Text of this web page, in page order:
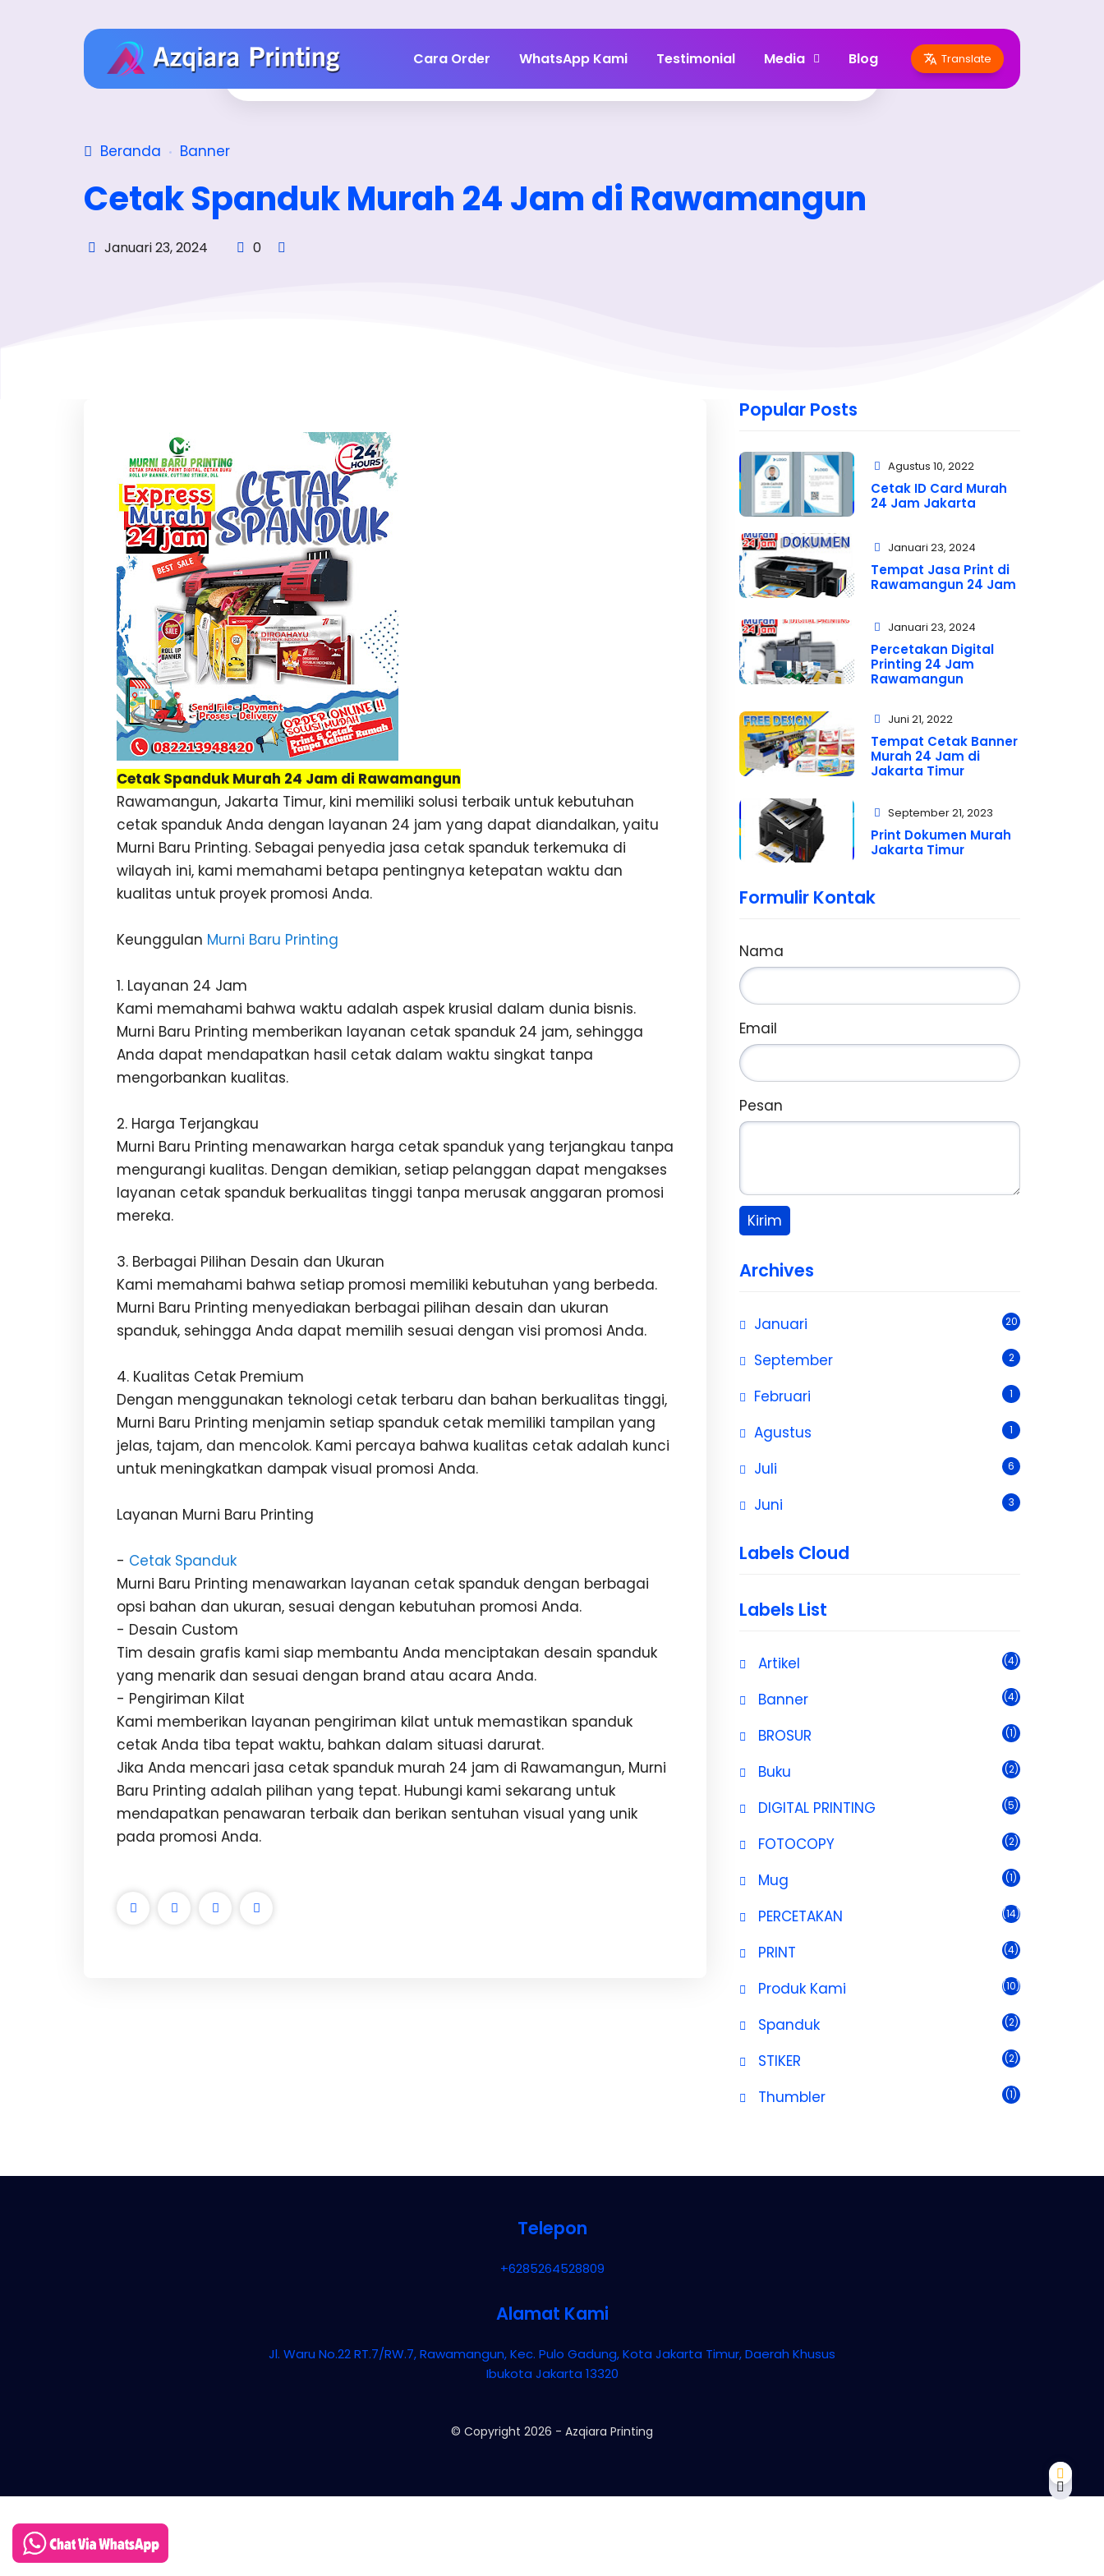
Cara Order WhatsApp Kami Testimonial Media Blog Translate
Beranda Banner
Cetak Spanduk Murah 24 Jam di Rawamangun
Januari 23, 2024 0
Cetak Spanduk Murah 24 Jam di Rawamangun
Rawamangun, Jakarta Timur, kini memiliki solusi terbaik untuk kebutuhan
cetak spanduk Anda dengan layanan 24 jam yang dapat diandalkan, yaitu
Murni Baru Printing. Sebagai penyedia jasa cetak spanduk terkemuka di
wilayah ini, kami memahami betapa pentingnya ketepatan waktu dan
kualitas untuk proyek promosi Anda.
Keunggulan Murni Baru Printing
1. Layanan 24 Jam
Kami memahami bahwa waktu adalah aspek krusial dalam dunia bisnis.
Murni Baru Printing memberikan layanan cetak spanduk 24 jam, sehingga
Anda dapat mendapatkan hasil cetak dalam waktu singkat tanpa
mengorbankan kualitas.
2. Harga Terjangkau
Murni Baru Printing menawarkan harga cetak spanduk yang terjangkau tanpa
mengurangi kualitas. Dengan demikian, setiap pelanggan dapat mengakses
layanan cetak spanduk berkualitas tinggi tanpa merusak anggaran promosi
mereka.
3. Berbagai Pilihan Desain dan Ukuran
Kami memahami bahwa setiap promosi memiliki kebutuhan yang berbeda.
Murni Baru Printing menyediakan berbagai pilihan desain dan ukuran
spanduk, sehingga Anda dapat memilih sesuai dengan visi promosi Anda.
4. Kualitas Cetak Premium
Dengan menggunakan teknologi cetak terbaru dan bahan berkualitas tinggi,
Murni Baru Printing menjamin setiap spanduk cetak memiliki tampilan yang
jelas, tajam, dan mencolok. Kami percaya bahwa kualitas cetak adalah kunci
untuk meningkatkan dampak visual promosi Anda.
Layanan Murni Baru Printing
- Cetak Spanduk
Murni Baru Printing menawarkan layanan cetak spanduk dengan berbagai
opsi bahan dan ukuran, sesuai dengan kebutuhan promosi Anda.
- Desain Custom
Tim desain grafis kami siap membantu Anda menciptakan desain spanduk
yang menarik dan sesuai dengan brand atau acara Anda.
- Pengiriman Kilat
Kami memberikan layanan pengiriman kilat untuk memastikan spanduk
cetak Anda tiba tepat waktu, bahkan dalam situasi darurat.
Jika Anda mencari jasa cetak spanduk murah 24 jam di Rawamangun, Murni
Baru Printing adalah pilihan yang tepat. Hubungi kami sekarang untuk
mendapatkan penawaran terbaik dan berikan sentuhan visual yang unik
pada promosi Anda.
Popular Posts
Agustus 10, 2022
Cetak ID Card Murah
24 Jam Jakarta
Januari 23, 2024
Tempat Jasa Print di
Rawamangun 24 Jam
Januari 23, 2024
Percetakan Digital
Printing 24 Jam
Rawamangun
Juni 21, 2022
Tempat Cetak Banner
Murah 24 Jam di
Jakarta Timur
September 21, 2023
Print Dokumen Murah
Jakarta Timur
Formulir Kontak
Nama
Email
Pesan
Archives
Januari 20
September 2
Februari 1
Agustus 1
Juli 6
Juni 3
Labels Cloud
Labels List
Artikel (4)
Banner (4)
BROSUR (1)
Buku (2)
DIGITAL PRINTING (5)
FOTOCOPY (2)
Mug (1)
PERCETAKAN (14)
PRINT (4)
Produk Kami (10)
Spanduk (2)
STIKER (2)
Thumbler (1)
Telepon
+6285264528809
Alamat Kami
Jl. Waru No.22 RT.7/RW.7, Rawamangun, Kec. Pulo Gadung, Kota Jakarta Timur, Daerah Khusus
Ibukota Jakarta 13320
© Copyright 2026 - Azqiara Printing